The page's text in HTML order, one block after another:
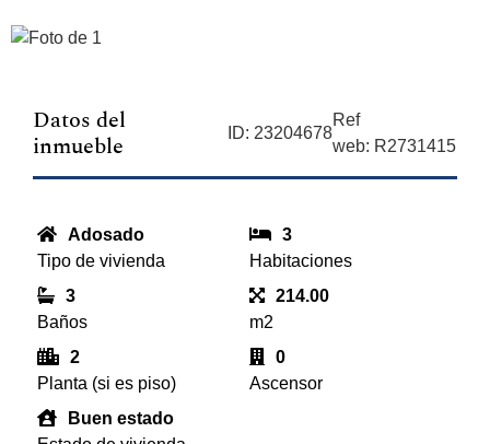
Datos del
inmueble
ID: 23204678
Ref
web: R2731415
Adosado
Tipo de vivienda
3
Habitaciones
3
Baños
214.00
m2
2
Planta (si es piso)
0
Ascensor
Buen estado